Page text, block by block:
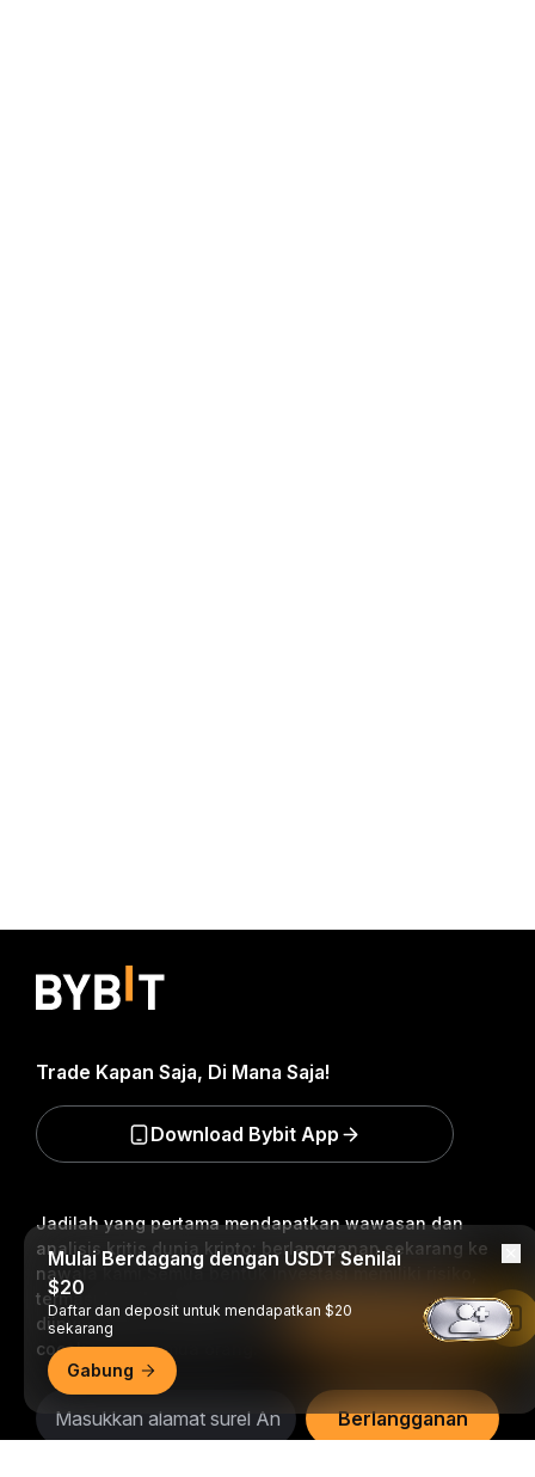
Jadilah yang pertama mendapatkan wawasan dan
analisis kritis dunia kripto: berlangganan sekarang ke
nawala kami.
Semua bentuk investasi memiliki risiko,
termasuk risiko kehilangan semua jumlah yang
diinvestasikan. Aktivitas semacam ini mungkin tidak
cocok untuk semua orang.
Berlangganan
Trade Kapan Saja, Di Mana Saja!
Download Bybit App
Mulai Berdagang dengan USDT Senilai
$20
Daftar dan deposit untuk mendapatkan $20
sekarang
Gabung
Baca di Aplikasi Bybit